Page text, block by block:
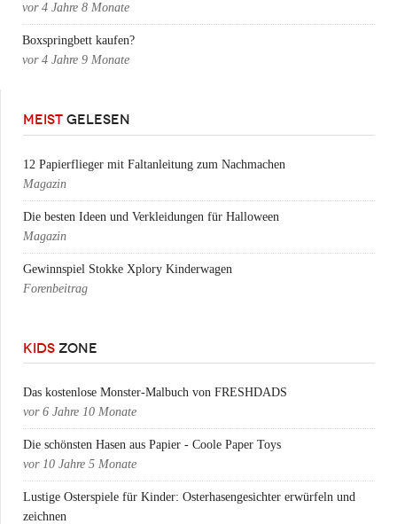
vor 4 Jahre 8 Monate
Boxspringbett kaufen?
vor 4 Jahre 9 Monate
MEIST GELESEN
12 Papierflieger mit Faltanleitung zum Nachmachen
Magazin
Die besten Ideen und Verkleidungen für Halloween
Magazin
Gewinnspiel Stokke Xplory Kinderwagen
Forenbeitrag
KIDS ZONE
Das kostenlose Monster-Malbuch von FRESHDADS
vor 6 Jahre 10 Monate
Die schönsten Hasen aus Papier - Coole Paper Toys
vor 10 Jahre 5 Monate
Lustige Osterspiele für Kinder: Osterhasengesichter erwürfeln und
zeichnen